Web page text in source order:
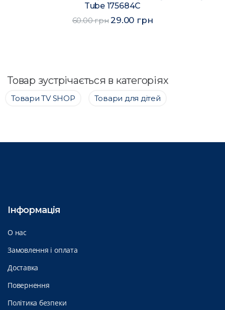
Tube 175684C
60.00 грн29.00 грн
Товар зустрічається в категоріях
Товари ТV SHOP Товари для дітей
Інформація
О нас
Замовлення і оплата
Доставка
Повернення
Політика безпеки